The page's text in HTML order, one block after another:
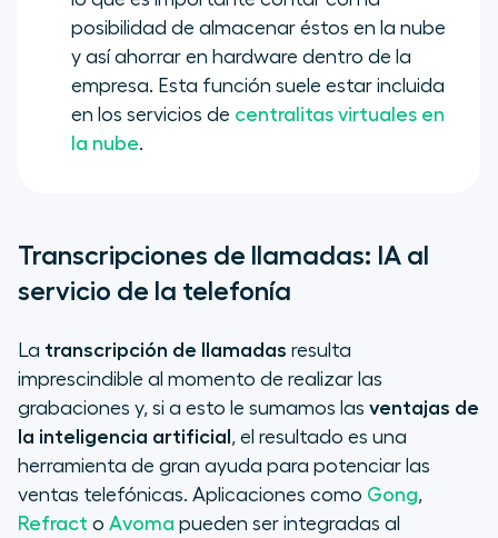
posibilidad de almacenar éstos en la nube
y así ahorrar en hardware dentro de la
empresa. Esta función suele estar incluida
en los servicios de centralitas virtuales en
la nube.
Transcripciones de llamadas: IA al
servicio de la telefonía
La transcripción de llamadas resulta
imprescindible al momento de realizar las
grabaciones y, si a esto le sumamos las ventajas de
la inteligencia artificial , el resultado es una
herramienta de gran ayuda para potenciar las
ventas telefónicas. Aplicaciones como Gong,
Refract o Avoma pueden ser integradas al